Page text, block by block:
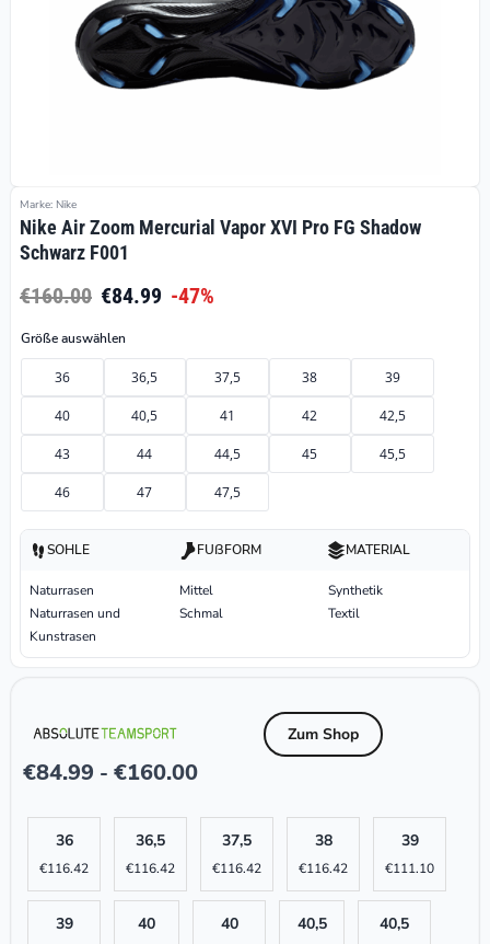
Marke: Nike
Nike Air Zoom Mercurial Vapor XVI Pro FG Shadow
Schwarz F001
€160.00 €84.99 -47%
Größe auswählen
36 36,5 37,5 38 39
40 40,5 41 42 42,5
43 44 44,5 45 45,5
46 47 47,5
SOHLE
Naturrasen
Naturrasen und
Kunstrasen
FUßFORM
Mittel
Schmal
MATERIAL
Synthetik
Textil
€84.99 - €160.00
Zum Shop
36
€116.42
36,5
€116.42
37,5
€116.42
38
€116.42
39
€111.10
39 40 40 40,5 40,5